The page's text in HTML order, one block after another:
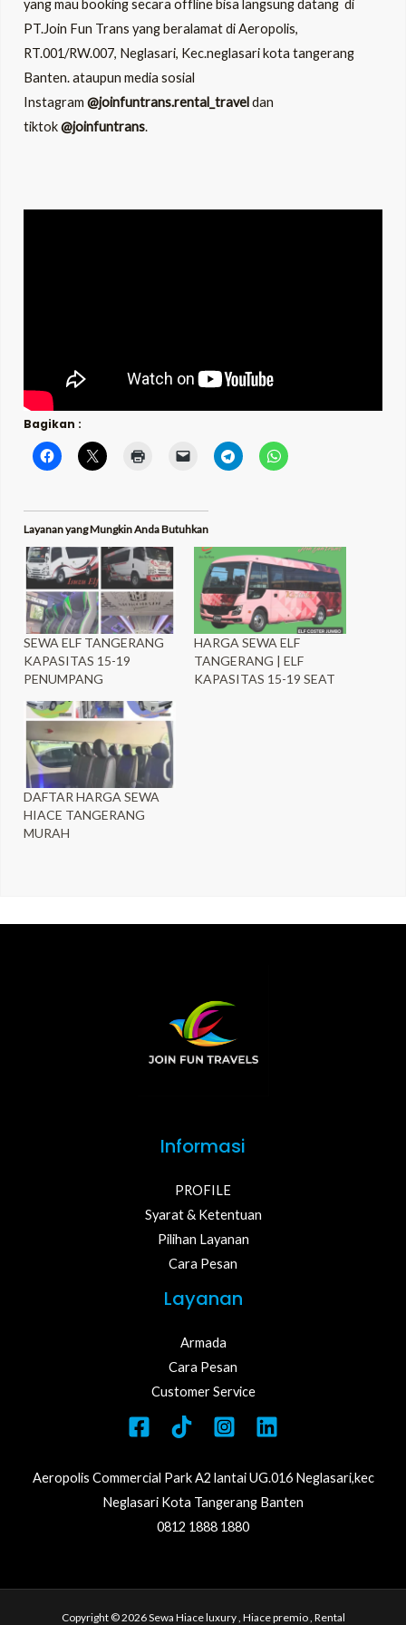
yang mau booking secara offline bisa langsung datang di
PT.Join Fun Trans yang beralamat diAeropolis,
RT.001/RW.007, Neglasari, Kec.neglasari kota tangerang
Banten.ataupun media sosial
Instagram @joinfuntrans.rental_traveldan
tiktok@joinfuntrans.
Bagikan :
Layanan yang Mungkin Anda Butuhkan
SEWA ELF TANGERANG
KAPASITAS 15-19
PENUMPANG
HARGA SEWA ELF
TANGERANG | ELF
KAPASITAS 15-19 SEAT
DAFTAR HARGA SEWA
HIACE TANGERANG
MURAH
Informasi
PROFILE
Syarat & Ketentuan
Pilihan Layanan
Cara Pesan
Layanan
Armada
Cara Pesan
Customer Service
Aeropolis Commercial Park A2 lantai UG.016 Neglasari,kec
Neglasari Kota Tangerang Banten
0812 1888 1880
Copyright © 2026 Sewa Hiace luxury , Hiace premio , Rental